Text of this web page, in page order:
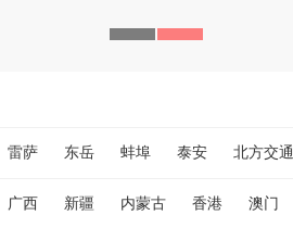
雷萨 东岳 蚌埠 泰安 北方交通
广西 新疆 内蒙古 香港 澳门